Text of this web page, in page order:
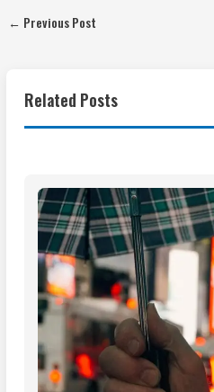
← Previous Post
Related Posts